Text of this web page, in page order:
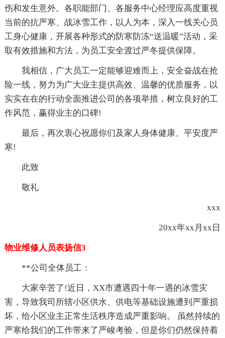
伤和发生意外。各职能部门、各服务中心经理应高度重视
当前的抗严寒、战冰雪工作，以人为本，深入一线关心员
工身心健康，开展各种形式的防寒防冻“送温暖”活动，采
取有效措施和方法，为员工安全渡过严冬提供保障。
我相信，广大员工一定能够迎难而上，安全奋战在抢
险一线，努力为广大业主提供高效、温馨的优质服务，以
实实在在的行动全面推进公司的各项举措，树立良好的工
作风范，赢得业主的口碑!
最后，再次衷心祝愿你们及家人身体健康、平安度严
寒!
此致
敬礼
xxx
20xx年xx月xx日
物业维修人员表扬信3
**公司全体员工：
大家辛苦了!近日，XX市遭遇四十年一遇的冰雪灾
害，导致我司所辖小区供水、供电等基础设施遭到严重损
坏，给小区业主正常生活秩序造成严重影响。 虽然持续的
严寒给我们的工作带来了严峻考验，但是你们仍然保持着